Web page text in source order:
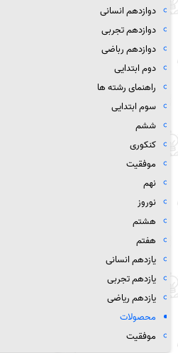
دوازدهم انسانی
دوازدهم تجربی
دوازدهم رباضی
دوم ابتدایی
راهنمای رشته ها
سوم ابتدایی
ششم
کنکوری
موفقیت
نهم
نوروز
هشتم
هفتم
یازدهم انسانی
یازدهم تجربی
یازدهم ریاضی
محصولات
موفقیت